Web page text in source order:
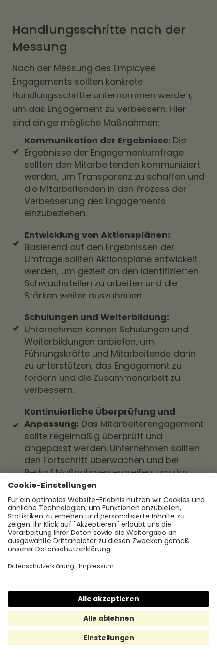
Handlungsschritte nach der
Messung
Nach der Messung des Employee
Engagements sollten konkrete
Handlungsschritte unternommen werden,
um das Engagement zu verbessern. Hier
sind einige mögliche Maßnahmen:
Kommunikation der Ergebnisse: Die
Ergebnisse der Engagementumfrage
sollten den Mitarbeitenden kommuniziert
werden, um Transparenz zu schaffen und
die Mitarbeitenden in den Prozess der
Verbesserung des Engagements
einzubeziehen.
Entwicklung von Aktionsplänen:
Basierend auf den Ergebnissen der
Umfrage sollten Aktionspläne entwickelt
werden, um gezielt an den identifizierten
Schwachstellen zu arbeiten und die
Stärken weiter auszubauen.
Schulungen und Weiterbildung:
Unternehmen können Schulungen und
Weiterbildungen anbieten, um
Führungskräfte und Mitarbeitende darin
zu unterstützen, das Engagement zu
fördern und die Zusammenarbeit zu
verbessern.
Kontinuierliche Überprüfung und
Anpassung: Das Mitarbeiterengagement
sollte regelmäßig überprüft und
angepasst werden. Unternehmen sollten
den Fortschritt überwachen und bei
Bedarf Maßnahmen ergreifen, um das
Engagement aufrechtzuerhalten oder zu
verbessern.
Im nächsten Abschnitt werden wir
Fallstudien und Beispiele erfolgreicher
Unternehmen betrachten, um zu sehen, wie
sie das Mitarbeiterengagement erfolgreich
Das Mitarbeiterengagement ist von
entscheidender Bedeutung für den Erfolg